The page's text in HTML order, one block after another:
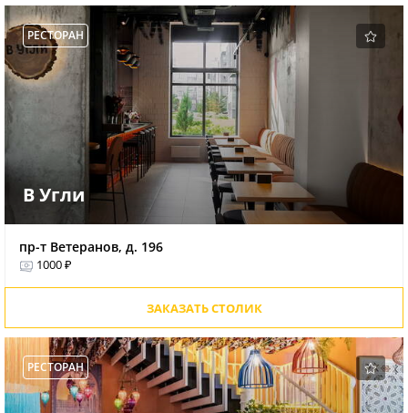
РЕСТОРАН
В Угли
пр-т Ветеранов, д. 196
1000 ₽
ЗАКАЗАТЬ СТОЛИК
РЕСТОРАН